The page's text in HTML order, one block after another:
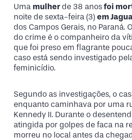
Uma mulherde 38 anosfoi
noite de sexta-feira (3) em
dos Campos Gerais, no Paraná.
do crime é o companheiro da
que foi preso em flagrante
caso está sendo investigado
feminicídio.
Segundo as investigações, o
enquanto caminhava por uma
Kennedy II. Durante o
atingida por golpes de faca na
morreu no local antes da